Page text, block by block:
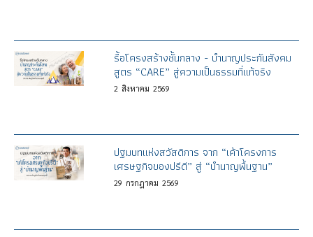
รื้อโครงสร้างชั้นกลาง - บำนาญประกันสังคม
สูตร “CARE” สู่ความเป็นธรรมที่แท้จริง
2 สิงหาคม 2569
ปฐมบทแห่งสวัสดิการ จาก “เค้าโครงการ
เศรษฐกิจของปรีดี” สู่ “บำนาญพื้นฐาน”
29 กรกฎาคม 2569